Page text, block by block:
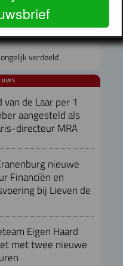
op Cruquiuseiland
verdeeld
van de Laar per 1
aangesteld als
directeur MRA
nieuwe
Financiën en
bij Lieven de
Eigen Haard
met twee nieuwe